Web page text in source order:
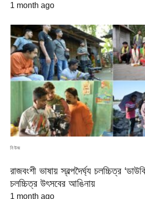
1 month ago
নিউজ
রাজবংশী ভাষায় স্বল্পদৈর্ঘ্য চলচ্চিত্র
চলচ্চিত্র উৎসবের আঙিনায়
1 month ago